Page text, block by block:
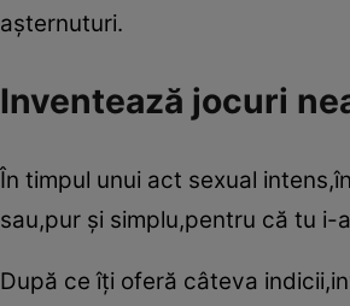
aşternuturi.
Inventează jocuri
În timpul unui act sexual
sau,pur şi simplu,pentru că tu
După ce îţi oferă câteva